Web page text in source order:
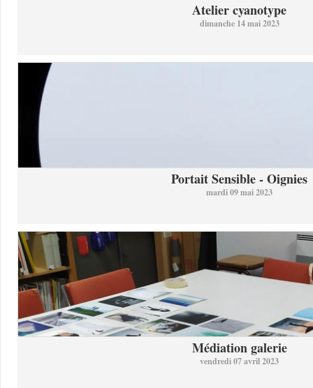
Atelier cyanotype
dimanche 14 mai 2023
Portait Sensible - Oignies
mardi 09 mai 2023
Médiation galerie
vendredi 07 avril 2023